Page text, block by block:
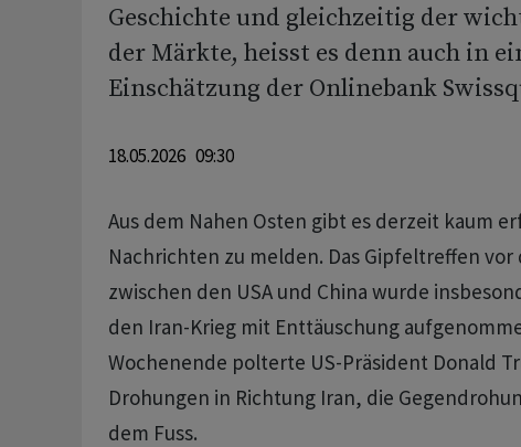
Geschichte und gleichzeitig der
der Märkte, heisst es denn auch in
Einschätzung der Onlinebank
18.05.2026 09:30
Aus dem Nahen Osten gibt es derzeit kaum
Nachrichten zu melden. Das Gipfeltreffen vor
zwischen den USA und China wurde
den Iran-Krieg mit Enttäuschung
Wochenende polterte US-Präsident Donald
Drohungen in Richtung Iran, die
dem Fuss.